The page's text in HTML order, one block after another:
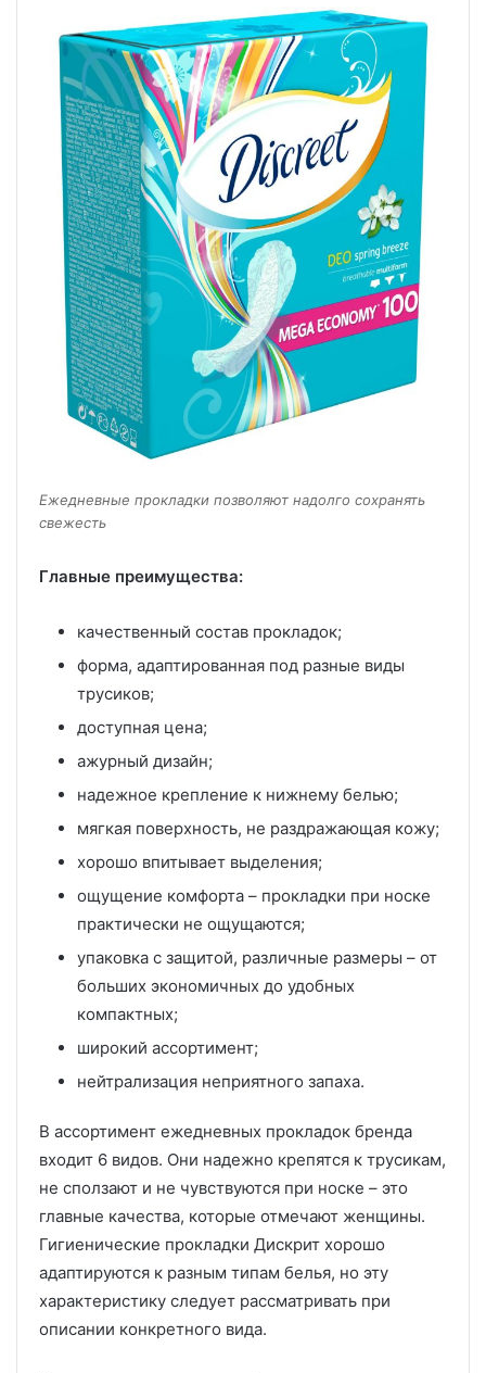
Ежедневные прокладки позволяют надолго сохранять
свежесть
Главные преимущества:
качественный состав прокладок;
форма, адаптированная под разные виды
трусиков;
доступная цена;
ажурный дизайн;
надежное крепление к нижнему белью;
мягкая поверхность, не раздражающая кожу;
хорошо впитывает выделения;
ощущение комфорта – прокладки при носке
практически не ощущаются;
упаковка с защитой, различные размеры – от
больших экономичных до удобных
компактных;
широкий ассортимент;
нейтрализация неприятного запаха.
В ассортимент ежедневных прокладок бренда
входит 6 видов. Они надежно крепятся к трусикам,
не сползают и не чувствуются при носке – это
главные качества, которые отмечают женщины.
Гигиенические прокладки Дискрит хорошо
адаптируются к разным типам белья, но эту
характеристику следует рассматривать при
описании конкретного вида.